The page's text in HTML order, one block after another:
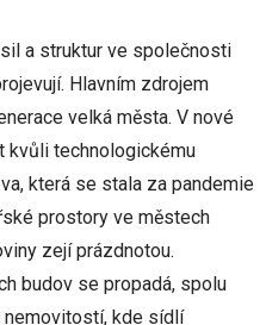
a struktur ve společnosti
Hlavním zdrojem
velká města. V nové
kvůli technologickému
která se stala za pandemie
prostory ve městech
zejí prázdnotou.
budov se propadá, spolu
nemovitostí, kde sídlí